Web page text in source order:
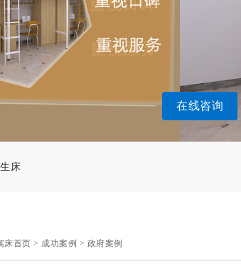
在线咨询
床
床首页 > 成功案例 > 政府案例